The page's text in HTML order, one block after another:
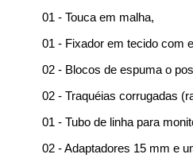
01 - Touca em malha,
01 - Fixador em tecido com
02 - Blocos de espuma o
02 - Traquéias corrugadas
01 - Tubo de linha para
02 - Adaptadores 15 mm e